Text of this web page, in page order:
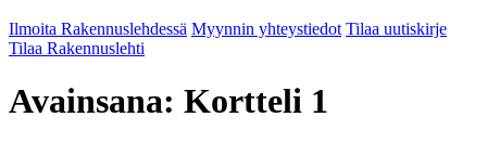
Ilmoita Rakennuslehdessä Myynnin yhteystiedot Tilaa uutiskirje
Tilaa Rakennuslehti
Avainsana: Kortteli 1